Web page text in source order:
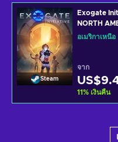
Steam
Exogate
NORTH
อเมริกาเหนือ
จาก
11% เงินคืน